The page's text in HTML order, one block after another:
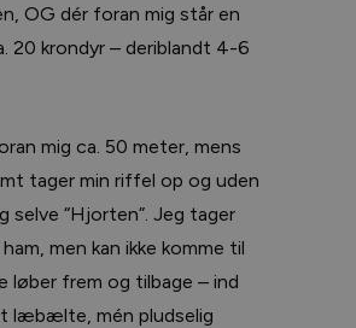
OG dér foran mig står en
20 krondyr – deriblandt 4-6
mig ca. 50 meter, mens
tager min riffel op og uden
selve “Hjorten”. Jeg tager
men kan ikke komme til
løber frem og tilbage – ind
læbælte, mén pludselig